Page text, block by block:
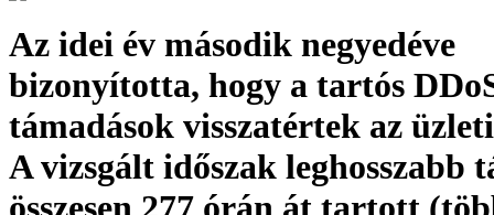
Az idei év második negyedéve
bizonyította, hogy a tartós
támadások visszatértek az
A vizsgált időszak leghosszabb